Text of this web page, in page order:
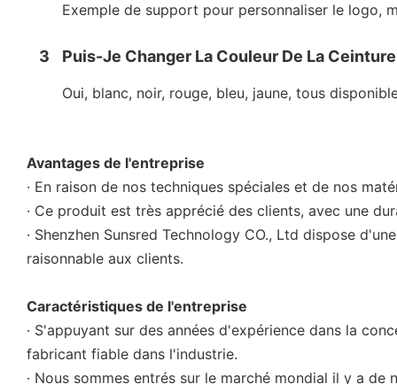
Exemple de support pour personnaliser le logo,
3 Puis-Je Changer La Couleur De La Ceinture
Oui, blanc, noir, rouge, bleu, jaune, tous
Avantages de l'entreprise
· En raison de nos techniques spéciales et de nos
· Ce produit est très apprécié des clients, avec une
· Shenzhen Sunsred Technology CO., Ltd dispose
raisonnable aux clients.
Caractéristiques de l'entreprise
· S'appuyant sur des années d'expérience dans la
fabricant fiable dans l'industrie.
· Nous sommes entrés sur le marché mondial il y a